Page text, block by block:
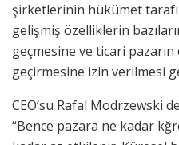
şirketlerinin hükümet
gelişmiş özelliklerin
geçmesine ve ticari pazarın
geçirmesine izin verilmesi
CEO’su Rafal Modrzewski
“Bence pazara ne kadar